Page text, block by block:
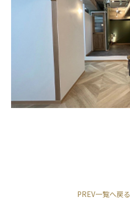
PREV一覧へ戻る